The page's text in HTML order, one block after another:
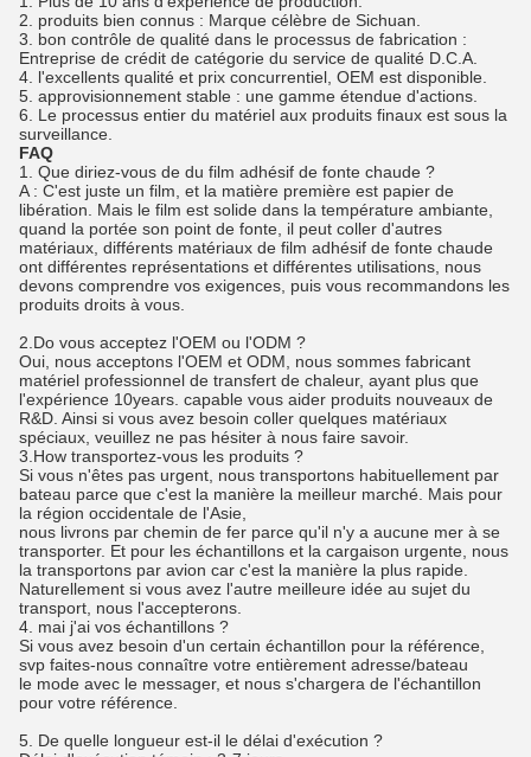
2. produits bien connus : Marque célèbre de Sichuan.
3. bon contrôle de qualité dans le processus de fabrication :
Entreprise de crédit de catégorie du service de qualité D.C.A.
4. l'excellents qualité et prix concurrentiel, OEM est disponible.
5. approvisionnement stable : une gamme étendue d'actions.
6. Le processus entier du matériel aux produits finaux est sous la
surveillance.
FAQ
1. Que diriez-vous de du film adhésif de fonte chaude ?
A : C'est juste un film, et la matière première est papier de
libération. Mais le film est solide dans la température ambiante,
quand la portée son point de fonte, il peut coller d'autres
matériaux, différents matériaux de film adhésif de fonte chaude
ont différentes représentations et différentes utilisations, nous
devons comprendre vos exigences, puis vous recommandons les
produits droits à vous.
2.Do vous acceptez l'OEM ou l'ODM ?
Oui, nous acceptons l'OEM et ODM, nous sommes fabricant
matériel professionnel de transfert de chaleur, ayant plus que
l'expérience 10years. capable vous aider produits nouveaux de
R&D. Ainsi si vous avez besoin coller quelques matériaux
spéciaux, veuillez ne pas hésiter à nous faire savoir.
3.How transportez-vous les produits ?
Si vous n'êtes pas urgent, nous transportons habituellement par
bateau parce que c'est la manière la meilleur marché. Mais pour
la région occidentale de l'Asie,
nous livrons par chemin de fer parce qu'il n'y a aucune mer à se
transporter. Et pour les échantillons et la cargaison urgente, nous
la transportons par avion car c'est la manière la plus rapide.
Naturellement si vous avez l'autre meilleure idée au sujet du
transport, nous l'accepterons.
4. mai j'ai vos échantillons ?
Si vous avez besoin d'un certain échantillon pour la référence,
svp faites-nous connaître votre entièrement adresse/bateau
le mode avec le messager, et nous s'chargera de l'échantillon
pour votre référence.
5. De quelle longueur est-il le délai d'exécution ?